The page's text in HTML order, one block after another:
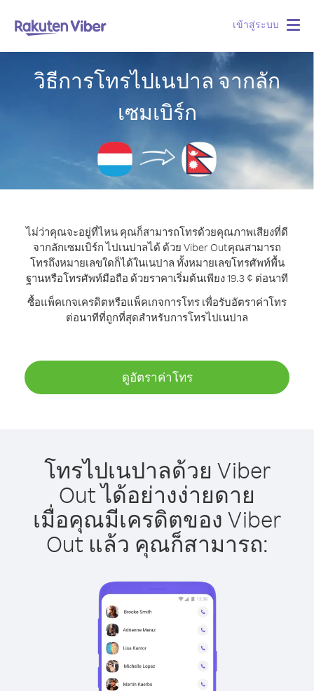
เข้าสู่ระบบ
วิธีการโทรไปเนปาล จากลัก
เซมเบิร์ก
ไม่ว่าคุณจะอยู่ที่ไหน คุณก็สามารถโทรด้วยคุณภาพเสียงที่ดี
จากลักเซมเบิร์ก ไปเนปาลได้ ด้วย Viber Outคุณสามารถ
โทรถึงหมายเลขใดก็ได้ในเนปาล ทั้งหมายเลขโทรศัพท์พื้น
ฐานหรือโทรศัพท์มือถือ ด้วยราคาเริ่มต้นเพียง 19.3 ¢ ต่อนาที
ซื้อแพ็คเกจเครดิตหรือแพ็คเกจการโทร เพื่อรับอัตราค่าโทร
ต่อนาทีที่ถูกที่สุดสำหรับการโทรไปเนปาล
ดูอัตราค่าโทร
โทรไปเนปาลด้วย Viber
Out ได้อย่างง่ายดาย
เมื่อคุณมีเครดิตของ Viber
Out แล้ว คุณก็สามารถ: